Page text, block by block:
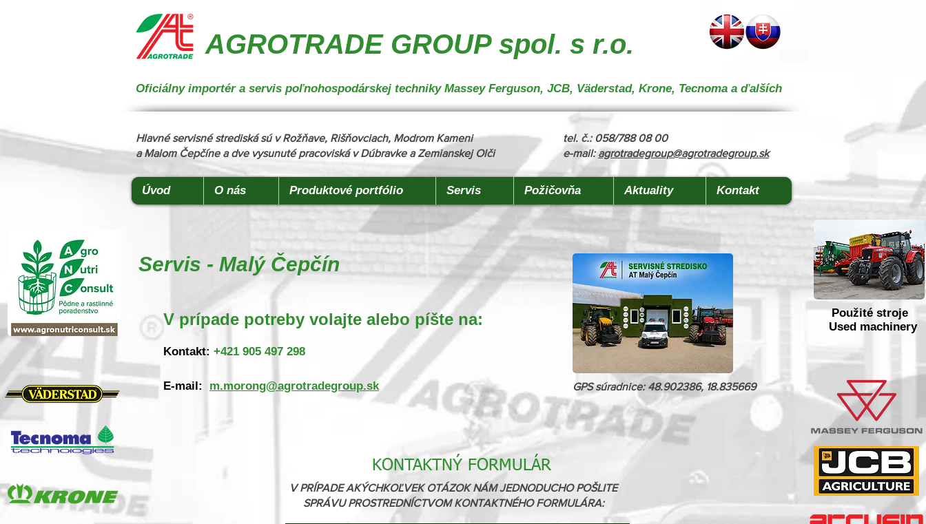
AGROTRADE GROUP spol. s r.o.
Oficiálny importér a servis poľnohospodárskej techniky Massey Ferguson, JCB, Väderstad, Krone, Tecnoma a ďalších
Hlavné servisné strediská sú v Rožňave, Rišňovciach, Modrom Kameni
a Malom Čepčíne a dve vysunuté pracoviská v Dúbravke a Zemianskej Olči
tel. č.: 058/788 08 00
e-mail:agrotradegroup@agrotradegroup.sk
Úvod O nás Produktové portfólio Servis Požičovňa Aktuality Kontakt
Servis - Malý Čepčín
V prípade potreby volajte alebo píšte na:
Kontakt: +421 905 497 298
E-mail: m.morong@agrotradegroup.sk GPS súradnice: 48.902386, 18.835669
KONTAKTNÝ FORMULÁR
V PRÍPADE AKÝCHKOĽVEK OTÁZOK NÁM JEDNODUCHO POŠLITE
SPRÁVU PROSTREDNÍCTVOM KONTAKTNÉHO FORMULÁRA:
Použité stroje
Used machinery